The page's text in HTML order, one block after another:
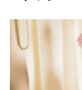
moda & ljepota